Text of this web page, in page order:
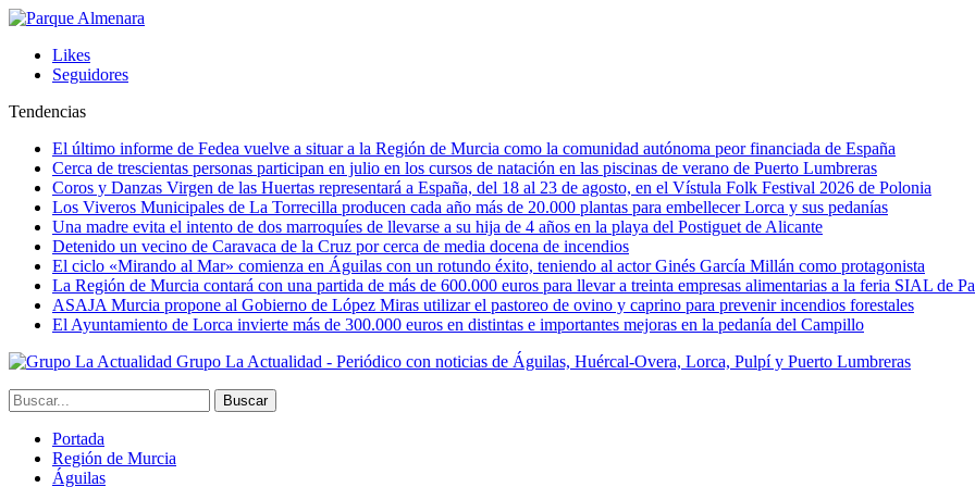
Likes
Seguidores
Tendencias
El último informe de Fedea vuelve a situar a la Región de Murcia como la comunidad autónoma peor financiada de España
Cerca de trescientas personas participan en julio en los cursos de natación en las piscinas de verano de Puerto Lumbreras
Coros y Danzas Virgen de las Huertas representará a España, del 18 al 23 de agosto, en el Vístula Folk Festival 2026 de Polonia
Los Viveros Municipales de La Torrecilla producen cada año más de 20.000 plantas para embellecer Lorca y sus pedanías
Una madre evita el intento de dos marroquíes de llevarse a su hija de 4 años en la playa del Postiguet de Alicante
Detenido un vecino de Caravaca de la Cruz por cerca de media docena de incendios
El ciclo «Mirando al Mar» comienza en Águilas con un rotundo éxito, teniendo al actor Ginés García Millán como protagonista
La Región de Murcia contará con una partida de más de 600.000 euros para llevar a treinta empresas alimentarias a la feria SIAL de
ASAJA Murcia propone al Gobierno de López Miras utilizar el pastoreo de ovino y caprino para prevenir incendios forestales
El Ayuntamiento de Lorca invierte más de 300.000 euros en distintas e importantes mejoras en la pedanía del Campillo
Grupo La Actualidad - Periódico con noticias de Águilas, Huércal-Overa, Lorca, Pulpí y Puerto Lumbreras
Portada
Región de Murcia
Águilas